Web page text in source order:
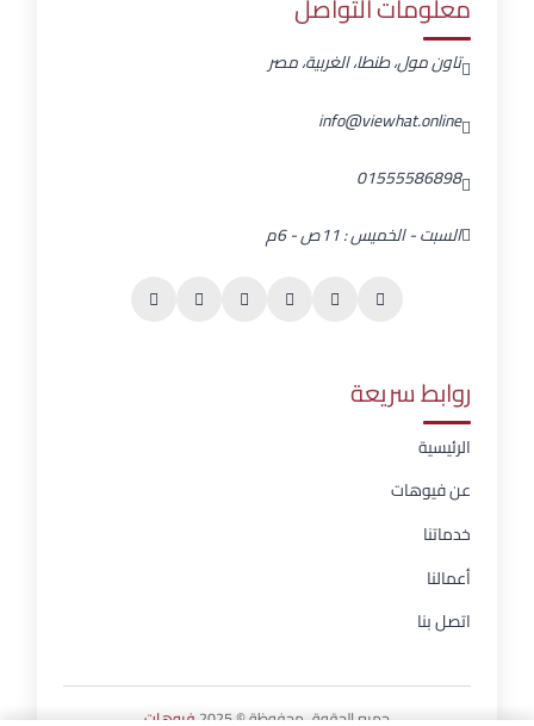
تاون مول، طنطا، الغربية، مصر
info@viewhat.online
01555586898
السبت - الخميس : 11ص - 6م
روابط سريعة
الرئيسية
عن فيوهات
خدماتنا
أعمالنا
اتصل بنا
جميع الحقوق محفوظة © 2025 فيوهات